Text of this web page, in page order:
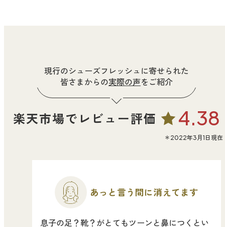
どこでも
アロミック・フロー
アンチバグプレミアム
アロミックデオ
(シトラスミント)
アロミックデオ
お電話での ご注文
0120-201-074
＊通話料無料
よくあるご質問、お問い合わせ
楽天市場で レビュー評価 4.38
＊2022年3月1日現在
現行のシューズフレッシュに寄せられた
皆さまからの実際の声をご紹介
あっと言う間に消えてます
息子の足？靴？がとてもツーンと鼻につくとい